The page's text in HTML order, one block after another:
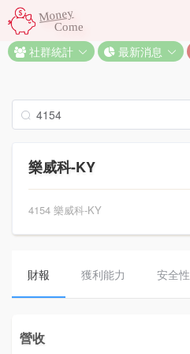
Money
Come
社群統計 最新消息
樂威科-KY
4154 樂威科-KY
財報 獲利能力 安全性
營收